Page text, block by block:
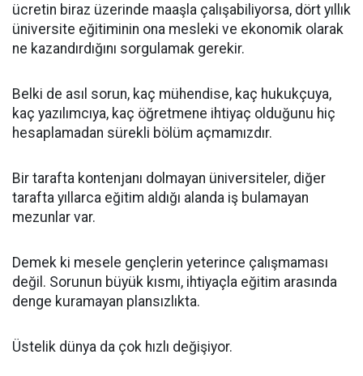
ücretin biraz üzerinde maaşla çalışabiliyorsa, dört yıllık
üniversite eğitiminin ona mesleki ve ekonomik olarak
ne kazandırdığını sorgulamak gerekir.
Belki de asıl sorun, kaç mühendise, kaç hukukçuya,
kaç yazılımcıya, kaç öğretmene ihtiyaç olduğunu hiç
hesaplamadan sürekli bölüm açmamızdır.
Bir tarafta kontenjanı dolmayan üniversiteler, diğer
tarafta yıllarca eğitim aldığı alanda iş bulamayan
mezunlar var.
Demek ki mesele gençlerin yeterince çalışmaması
değil. Sorunun büyük kısmı, ihtiyaçla eğitim arasında
denge kuramayan plansızlıkta.
Üstelik dünya da çok hızlı değişiyor.